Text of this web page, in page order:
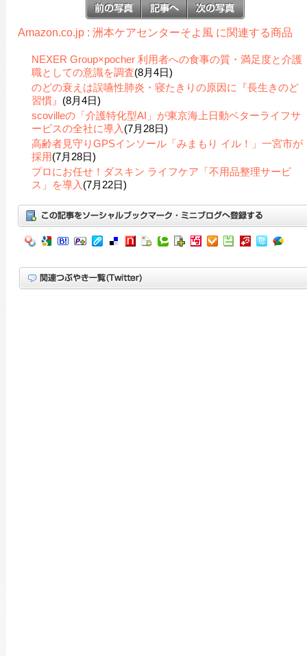
Amazon.co.jp : 洲本ケアセンターそよ風 に関連する商品
NEXER Group×pocher 利用者への食事の質・満足度と介護
職としての意識を調査(8月4日)
のどの衰えは誤嚥性肺炎・寝たきりの原因に『長生きのど
習慣』 (8月4日)
scovilleの「介護特化型AI」が東京海上日動ベターライフサ
ービスの全社に導入 (7月28日)
高齢者見守りGPSインソール「みまもり イル！」一宮市が
採用(7月28日)
プロにお任せ！ダスキン ライフケア「不用品整理サービ
ス」を導入 (7月22日)